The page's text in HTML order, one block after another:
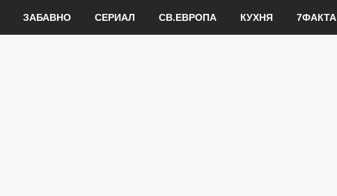
ЗАБАВНО СЕРИАЛ СВ.ЕВРОПА КУХНЯ 7ФАКТА